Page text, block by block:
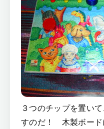
３つのチップを置い
すのだ！ 木製ボード